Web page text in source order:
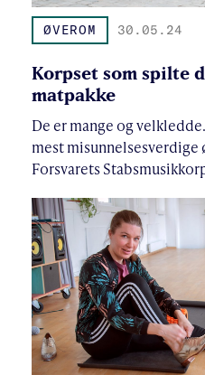
ØVEROM 30.05.24
Korpset som spilte
matpakke
De er mange og
mest
Forsvarets